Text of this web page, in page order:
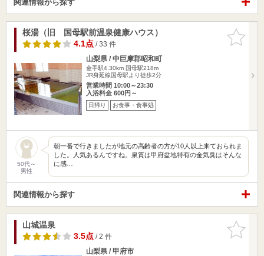
関連情報から探す
お気に入
りに追加
桜湯（旧 国母駅前温泉健康ハウス）
4.1点/ 33 件
山梨県 / 中巨摩郡昭和町
金手駅4.30km 国母駅218m
JR身延線国母駅より徒歩2分
営業時間 10:00～23:30
入浴料金 600円～
日帰り お食事・食事処
50代～
男性
朝一番で行きましたが地元の高齢者の方が10人以上来ておられま
した。人気あるんですね。泉質は甲府盆地特有の金気臭はそんな
に感…
関連情報から探す
お気に入
りに追加
山城温泉
3.5点/ 2 件
山梨県 / 甲府市